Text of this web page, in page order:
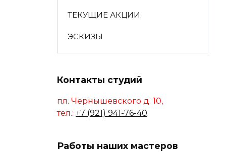
ТЕКУЩИЕ АКЦИИ
ЭСКИЗЫ
Контакты студий
пл. Чернышевского д. 10,
тел.: +7 (921) 941-76-40
Работы наших мастеров